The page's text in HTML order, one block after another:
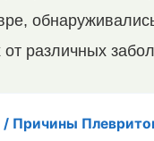
различных
/ Причины